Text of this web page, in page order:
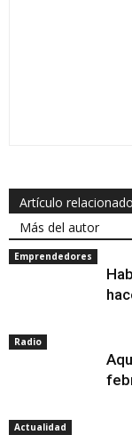
Artículo
Más del autor
Emprendedores
Radio
Actualidad